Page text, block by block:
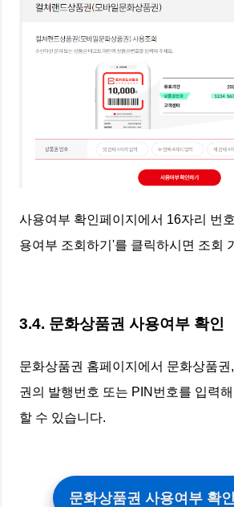
사용여부 확인페이지에서 16자리 번
용여부 조회하기'를 클릭하시면 조회
3.4. 문화상품권 사용여부 확인
문화상품권 홈페이지에서 문화상품
권의 발행번호 또는 PIN번호를 입력
할 수 있습니다.
문화상품권 사용여부 확